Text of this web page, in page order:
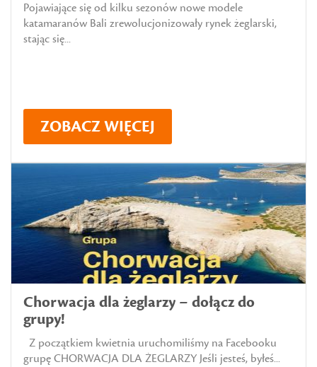
Pojawiające się od kilku sezonów nowe modele
katamaranów Bali zrewolucjonizowały rynek żeglarski,
stając się...
ZOBACZ WIĘCEJ
Chorwacja dla żeglarzy – dołącz do
grupy!
Z początkiem kwietnia uruchomiliśmy na Facebooku
grupę CHORWACJA DLA ŻEGLARZY Jeśli jesteś, byłeś...